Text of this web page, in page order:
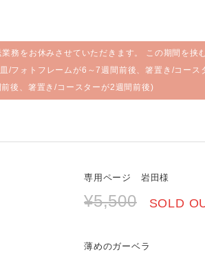
務をお休みさせていただきます。 この期間を挟
/フォトフレームが6～7週間前後、箸置き/コース
後、箸置き/コースターが2週間前後)
専用ページ 岩田様
¥5,500 SOLD
薄めのガーベラ